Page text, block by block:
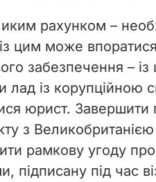
рахунком –
цим може
забезпечення –
лад із корупційною
юрист. Завершити
з
рамкову угоду
підписану під час